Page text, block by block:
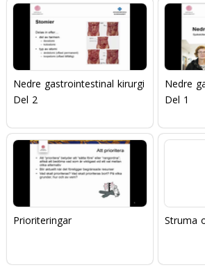
Nedre gastrointestinal kirurgi
Del 2
Nedre
Del 1
Prioriteringar Struma